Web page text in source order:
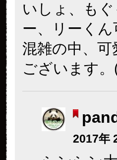
いしょ、も
ー、リーく
混雑の中、
ございます
2017年